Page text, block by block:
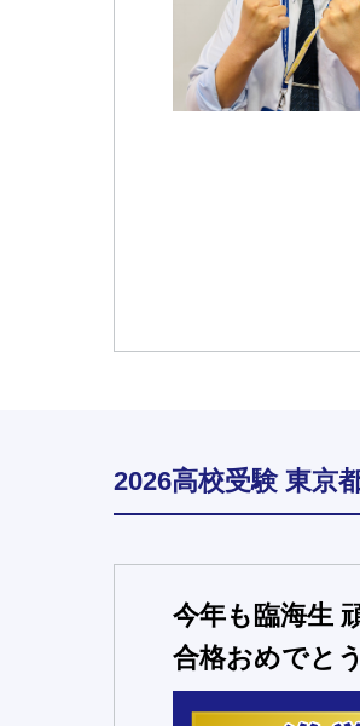
2026高校受験 東京
今年も臨海生
合格おめでと